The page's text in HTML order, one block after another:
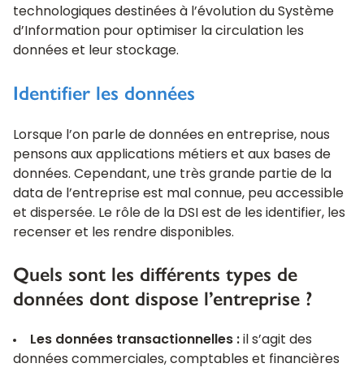
technologiques destinées à l’évolution du Système
d’Information pour optimiser la circulation les
données et leur stockage.
Identifier les données
Lorsque l’on parle de données en entreprise, nous
pensons aux applications métiers et aux bases de
données. Cependant, une très grande partie de la
data de l’entreprise est mal connue, peu accessible
et dispersée. Le rôle de la DSI est de les identifier, les
recenser et les rendre disponibles.
Quels sont les différents types de
données dont dispose l’entreprise ?
Les données transactionnelles : il s’agit des
données commerciales, comptables et financières